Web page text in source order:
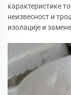
карактеристике
неизвесност и
изолације и